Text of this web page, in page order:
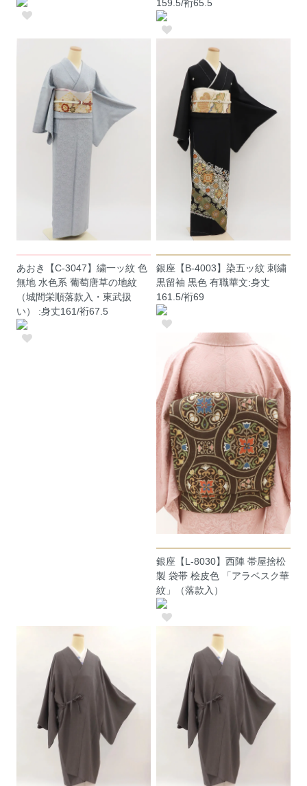
159.5/裄65.5
あおき【C-3047】繍一ッ紋 色
無地 水色系 葡萄唐草の地紋
（城間栄順落款入・東武扱
い） :身丈161/裄67.5
銀座【B-4003】染五ッ紋 刺繍
黒留袖 黒色 有職華文:身丈
161.5/裄69
銀座【L-8030】西陣 帯屋捨松
製 袋帯 桧皮色 「アラベスク華
紋」（落款入）